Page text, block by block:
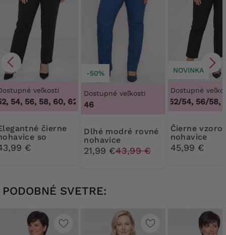
veľkosti
54, 56, 58, 60, 62, 64, 48, 50, 52, 54, 56, 58, 60, 62, 64
so
€
-50%
Dostupné veľkosti
46
Dlhé modré rovné
nohavice
21,99 €43,99 €
NOVINKA
Dostupné
48/50, 52/54, 56/58,
Čierne vzorované
nohavice
45,99 €
PODOBNÉ SVETRE: